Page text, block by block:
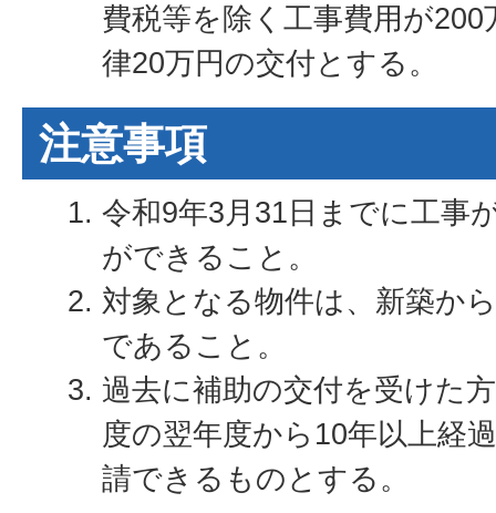
費税等を除く工事費用が
律20万円の交付とする。
注意事項
令和9年3月31日までに工事
ができること。
対象となる物件は、新築か
であること。
過去に補助の交付を受けた
度の翌年度から10年以上経
請できるものとする。